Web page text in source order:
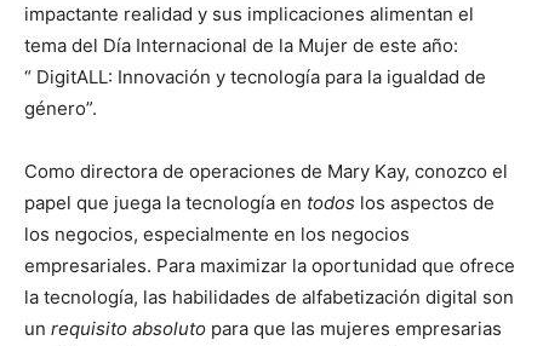
impactante realidad y sus implicaciones alimentan el
tema del Día Internacional de la Mujer de este año:
“ DigitALL: Innovación y tecnología para la igualdad de
género”.
Como directora de operaciones de Mary Kay, conozco el
papel que juega la tecnología en todos los aspectos de
los negocios, especialmente en los negocios
empresariales. Para maximizar la oportunidad que ofrece
la tecnología, las habilidades de alfabetización digital son
un requisito absoluto para que las mujeres empresarias